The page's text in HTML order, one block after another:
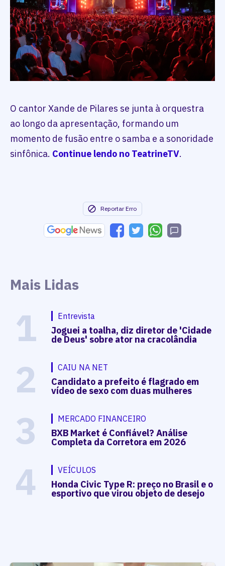
O cantor Xande de Pilares se junta à orquestra
ao longo da apresentação, formando um
momento de fusão entre o samba e a sonoridade
sinfônica. Continue lendo no TeatrineTV.
Reportar Erro
Mais Lidas
1 Entrevista
Joguei a toalha, diz diretor de 'Cidade
de Deus' sobre ator na cracolândia
2 CAIU NA NET
Candidato a prefeito é flagrado em
vídeo de sexo com duas mulheres
3 MERCADO FINANCEIRO
BXB Market é Confiável? Análise
Completa da Corretora em 2026
4 VEÍCULOS
Honda Civic Type R: preço no Brasil e o
esportivo que virou objeto de desejo